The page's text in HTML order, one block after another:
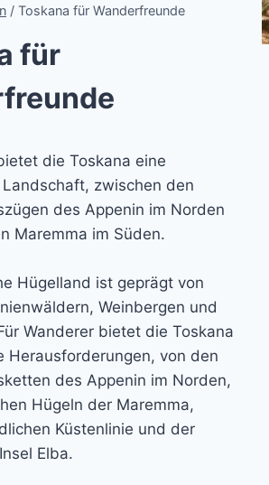
/ Toskana für Wanderfreunde
für
die Toskana eine
zwischen den
des Appenin im Norden
Maremma im Süden.
Hügelland ist geprägt von
Weinbergen und
Wanderer bietet die Toskana
Herausforderungen, von den
des Appenin im Norden,
Hügeln der Maremma,
Küstenlinie und der
Elba.